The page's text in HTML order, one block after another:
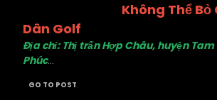
Không Thể Bỏ
Dân Golf
Địa chỉ: Thị trấn Hợp Châu, huyện Tam
Phúc...
GO TO POST